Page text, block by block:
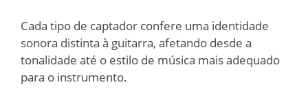
Cada tipo de captador confere uma identidade
sonora distinta à guitarra, afetando desde a
tonalidade até o estilo de música mais adequado
para o instrumento.